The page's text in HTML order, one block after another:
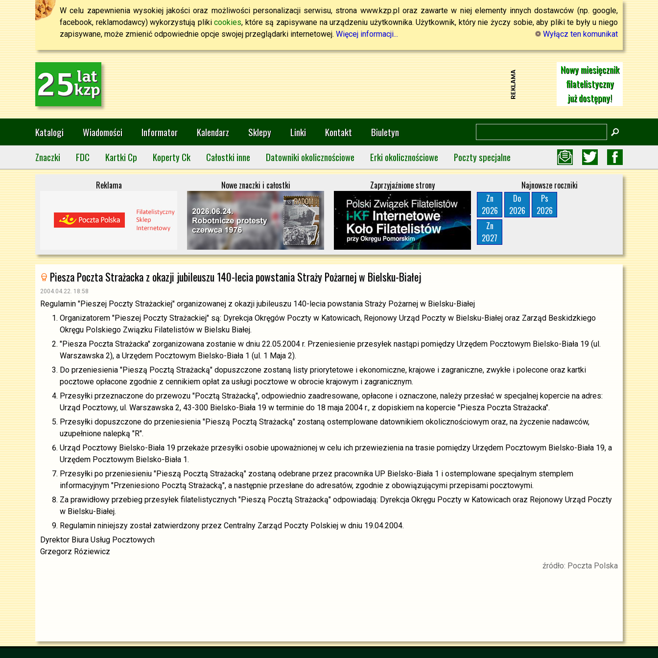
W celu zapewnienia wysokiej jakości oraz możliwości personalizacji serwisu, strona www.kzp.pl oraz zawarte w niej elementy innych dostawców (np. google,
facebook, reklamodawcy) wykorzystują plikicookies, które są zapisywane na urządzeniu użytkownika. Użytkownik, który nie życzy sobie, aby pliki te były u niego
zapisywane, może zmienić odpowiednie opcje swojej przeglądarki internetowej. Więcej informacji... Wyłącz ten komunikat
Nowy miesięcznik
filatelistyczny
już dostępny!
Katalogi Wiadomości Informator Kalendarz Sklepy Linki Kontakt
Biuletyn
Znaczki
FDC Kartki Cp Koperty Ck Całostki inne Datowniki okolicznościowe Erki okolicznościowe Poczty specjalne
Reklama Nowe znaczki i całostki Zaprzyjaźnione strony
Najnowsze roczniki
Zn
2026
Do
2026
Ps
2026
Zn
2027
Piesza Poczta Strażacka z okazji jubileuszu 140-lecia powstania Straży Pożarnej w Bielsku-Białej
2004.04.22. 18:58
Regulamin "Pieszej Poczty Strażackiej" organizowanej z okazji jubileuszu 140-lecia powstania Straży Pożarnej w Bielsku-Białej
Organizatorem "Pieszej Poczty Strażackiej" są: Dyrekcja Okręgów Poczty w Katowicach, Rejonowy Urząd Poczty w Bielsku-Białej oraz Zarząd Beskidzkiego
Okręgu Polskiego Związku Filatelistów w Bielsku Białej.
"Piesza Poczta Strażacka" zorganizowana zostanie w dniu 22.05.2004 r. Przeniesienie przesyłek nastąpi pomiędzy Urzędem Pocztowym Bielsko-Biała 19 (ul.
Warszawska 2), a Urzędem Pocztowym Bielsko-Biała 1 (ul. 1 Maja 2).
Do przeniesienia "Pieszą Pocztą Strażacką" dopuszczone zostaną listy priorytetowe i ekonomiczne, krajowe i zagraniczne, zwykłe i polecone oraz kartki
pocztowe opłacone zgodnie z cennikiem opłat za usługi pocztowe w obrocie krajowym i zagranicznym.
Przesyłki przeznaczone do przewozu "Pocztą Strażacką", odpowiednio zaadresowane, opłacone i oznaczone, należy przesłać w specjalnej kopercie na adres:
Urząd Pocztowy, ul. Warszawska 2, 43-300 Bielsko-Biała 19 w terminie do 18 maja 2004 r., z dopiskiem na kopercie "Piesza Poczta Strażacka".
Przesyłki dopuszczone do przeniesienia "Pieszą Pocztą Strażacką" zostaną ostemplowane datownikiem okolicznościowym oraz, na życzenie nadawców,
uzupełnione nalepką "R".
Urząd Pocztowy Bielsko-Biała 19 przekaże przesyłki osobie upoważnionej w celu ich przewiezienia na trasie pomiędzy Urzędem Pocztowym Bielsko-Biała 19, a
Urzędem Pocztowym Bielsko-Biała 1.
Przesyłki po przeniesieniu "Pieszą Pocztą Strażacką" zostaną odebrane przez pracownika UP Bielsko-Biała 1 i ostemplowane specjalnym stemplem
informacyjnym "Przeniesiono Pocztą Strażacką", a następnie przesłane do adresatów, zgodnie z obowiązującymi przepisami pocztowymi.
Za prawidłowy przebieg przesyłek filatelistycznych "Pieszą Pocztą Strażacką" odpowiadają: Dyrekcja Okręgu Poczty w Katowicach oraz Rejonowy Urząd Poczty
w Bielsku-Białej.
Regulamin niniejszy został zatwierdzony przez Centralny Zarząd Poczty Polskiej w dniu 19.04.2004.
Dyrektor Biura Usług Pocztowych
Grzegorz Róziewicz
źródło: Poczta Polska